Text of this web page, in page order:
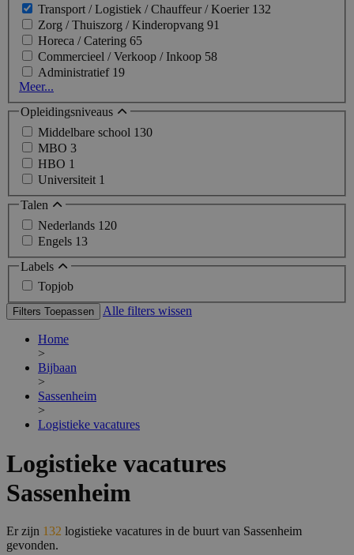
Transport / Logistiek / Chauffeur / Koerier 132
Zorg / Thuiszorg / Kinderopvang 91
Horeca / Catering 65
Commercieel / Verkoop / Inkoop 58
Administratief 19
Meer...
Opleidingsniveaus
Middelbare school 130
MBO 3
HBO 1
Universiteit 1
Talen
Nederlands 120
Engels 13
Labels
Topjob
Filters Toepassen Alle filters wissen
Home
>
Bijbaan
>
Sassenheim
>
Logistieke vacatures
Logistieke vacatures
Sassenheim
Er zijn 132 logistieke vacatures in de buurt van Sassenheim
gevonden.